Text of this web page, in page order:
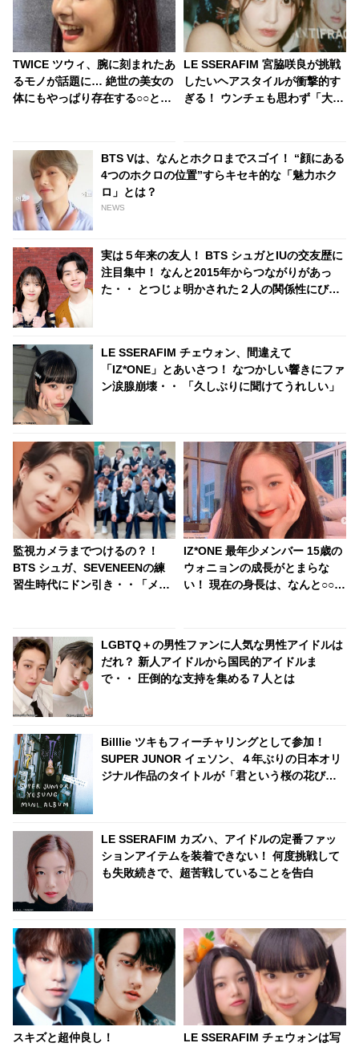
TWICE ツウィ、腕に刻まれたあ
るモノが話題に… 絶世の美女の
体にもやっぱり存在する○○と
LE SSERAFIM 宮脇咲良が挑戦
したいヘアスタイルが衝撃的す
ぎる！ ウンチェも思わず「大丈
BTS Vは、なんとホクロまでスゴイ！ “顔にある
4つのホクロの位置”すらキセキ的な「魅力ホク
ロ」とは？
NEWS
実は５年来の友人！ BTS シュガとIUの交友歴に
注目集中！ なんと2015年からつながりがあっ
た・・ とつじょ明かされた２人の関係性にびっ
LE SSERAFIM チェウォン、間違えて
「IZ*ONE」とあいさつ！ なつかしい響きにファ
ン涙腺崩壊・・ 「久しぶりに聞けてうれしい」
監視カメラまでつけるの？！
BTS シュガ、SEVENEENの練
習生時代にドン引き・・「メロ
IZ*ONE 最年少メンバー 15歳の
ウォニョンの成長がとまらな
い！ 現在の身長は、なんと○○セ
LGBTQ＋の男性ファンに人気な男性アイドルは
だれ？ 新人アイドルから国民的アイドルま
で・・ 圧倒的な支持を集める７人とは
Billlie ツキもフィーチャリングとして参加！
SUPER JUNOR イェソン、４年ぶりの日本オリ
ジナル作品のタイトルが「君という桜の花びら
LE SSERAFIM カズハ、アイドルの定番ファッ
ションアイテムを装着できない！ 何度挑戦して
も失敗続きで、超苦戦していることを告白
スキズと超仲良し！
LE SSERAFIM チェウォンは写